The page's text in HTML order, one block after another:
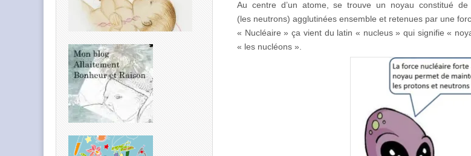
Au centre d’un atome, se trouve un noyau constitué
(les neutrons) agglutinées ensemble et retenues par une
« Nucléaire » ça vient du latin « nucleus » qui signifie «
« les nucléons ».